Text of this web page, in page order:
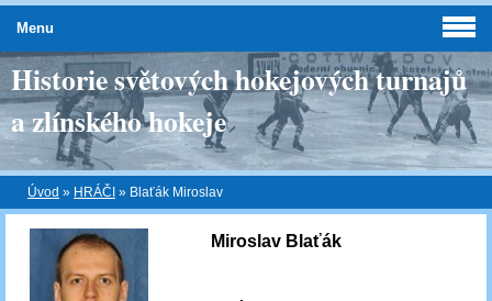
Historie světových hokejových turnajů
a zlínského hokeje
Úvod » HRÁČI » Blaťák Miroslav
Miroslav Blaťák
Menu